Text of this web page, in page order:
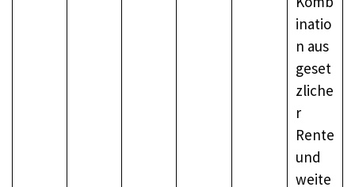
inatio
n aus
geset
zliche
r
Rente
und
weite